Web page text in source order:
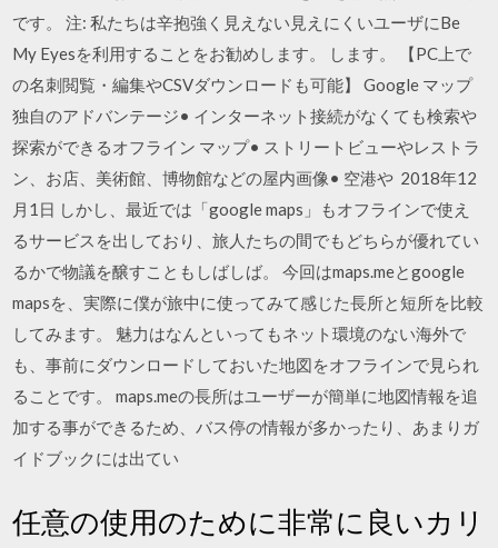
です。 注: 私たちは辛抱強く見えない見えにくいユーザにBe
My Eyesを利用することをお勧めします。 します。 【PC上で
の名刺閲覧・編集やCSVダウンロードも可能】 Google マップ
独自のアドバンテージ• インターネット接続がなくても検索や
探索ができるオフライン マップ• ストリートビューやレストラ
ン、お店、美術館、博物館などの屋内画像• 空港や 2018年12
月1日 しかし、最近では「google maps」もオフラインで使え
るサービスを出しており、旅人たちの間でもどちらが優れてい
るかで物議を醸すこともしばしば。 今回はmaps.meとgoogle
mapsを、実際に僕が旅中に使ってみて感じた長所と短所を比較
してみます。 魅力はなんといってもネット環境のない海外で
も、事前にダウンロードしておいた地図をオフラインで見られ
ることです。 maps.meの長所はユーザーが簡単に地図情報を追
加する事ができるため、バス停の情報が多かったり、あまりガ
イドブックには出てい
任意の使用のために非常に良いカリ